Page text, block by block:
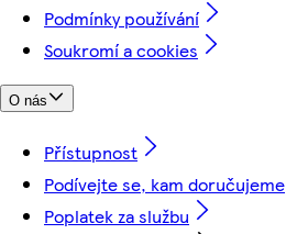
Podmínky používání
Soukromí a cookies
O nás
Přístupnost
Podívejte se, kam doručujeme
Poplatek za službu